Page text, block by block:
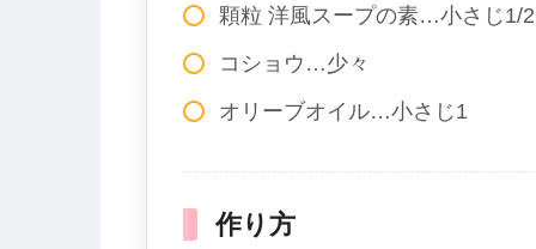
顆粒 洋風スープの素…小さじ1/2
コショウ…少々
オリーブオイル…小さじ1
作り方